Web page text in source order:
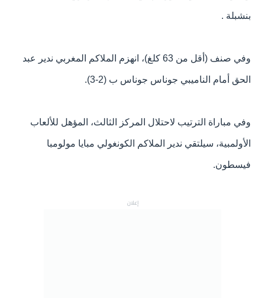
بنشبلة .
وفي صنف (أقل من 63 كلغ)، انهزم الملاكم المغربي ندير عبد
الحق أمام الناميبي جوناس جوناس ب (2-3).
وفي مباراة الترتيب لاحتلال المركز الثالث، المؤهل للألعاب
الأولمبية، سيلتقي ندير الملاكم الكونغولي مبايا مولومبا
فيسطون.
إعلان